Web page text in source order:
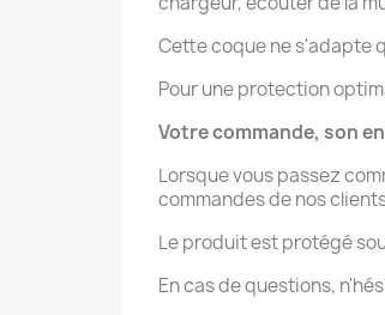
Cette coque ne s'adapte
Pour une protection
Votre commande, son
Lorsque vous passez
commandes de nos
Le produit est protégé
En cas de questions,